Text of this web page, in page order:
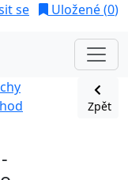
se Uložené (0)
Zpět